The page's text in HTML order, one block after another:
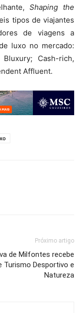
Shaping the
tipos de viajantes
de viagens a
luxo no mercado:
Cash-rich,
Affluent.
Próximo artigo
de Milfontes recebe
Turismo Desportivo e
Natureza